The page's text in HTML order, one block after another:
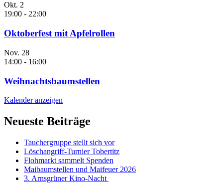
Okt. 2
19:00 - 22:00
Oktoberfest mit Apfelrollen
Nov. 28
14:00 - 16:00
Weihnachtsbaumstellen
Kalender anzeigen
Neueste Beiträge
Tauchergruppe stellt sich vor
Löschangriff-Turnier Tobertitz
Flohmarkt sammelt Spenden
Maibaumstellen und Maifeuer 2026
3. Arnsgrüner Kino-Nacht